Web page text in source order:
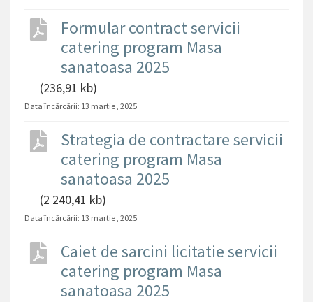
Formular contract servicii
catering program Masa
sanatoasa 2025
(236,91 kb)
Data încărcării: 13 martie , 2025
Strategia de contractare servicii
catering program Masa
sanatoasa 2025
(2 240,41 kb)
Data încărcării: 13 martie , 2025
Caiet de sarcini licitatie servicii
catering program Masa
sanatoasa 2025